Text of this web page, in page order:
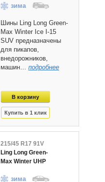
зима
Шины Ling Long Green-
Max Winter Ice I-15
SUV предназначены
для пикапов,
внедорожников,
машин… подробнее
215/45 R17 91V
Ling Long Green-
Max Winter UHP
зима